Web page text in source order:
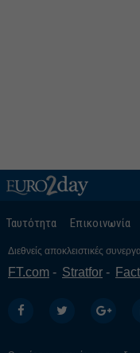
Ταυτότητα Επικοινωνία
Διεθνείς αποκλειστικές
FT.com Stratfor